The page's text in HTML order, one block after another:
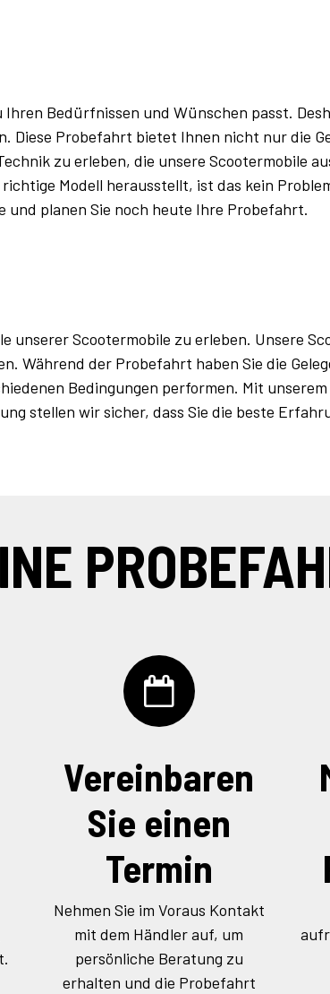
Bedürfnissen und Wünschen passt.
Probefahrt bietet Ihnen nicht nur die
zu erleben, die unsere Scootermobile
Modell herausstellt, ist das kein
und planen Sie noch heute Ihre Probefahrt.
unserer Scootermobile zu erleben. Unsere
Während der Probefahrt haben Sie die
Bedingungen performen. Mit
stellen wir sicher, dass Sie die beste
Vereinbaren
Sie einen
Termin
Nehmen Sie im Voraus Kontakt
mit dem Händler auf, um
persönliche Beratung zu
erhalten und die Probefahrt